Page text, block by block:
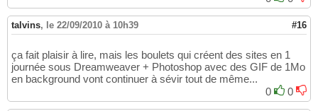
talvins, le 22/09/2010 à 10h39 #16
ça fait plaisir à lire, mais les boulets qui créent des sites en 1
journée sous Dreamweaver + Photoshop avec des GIF de 1Mo
en background vont continuer à sévir tout de même...
0
0